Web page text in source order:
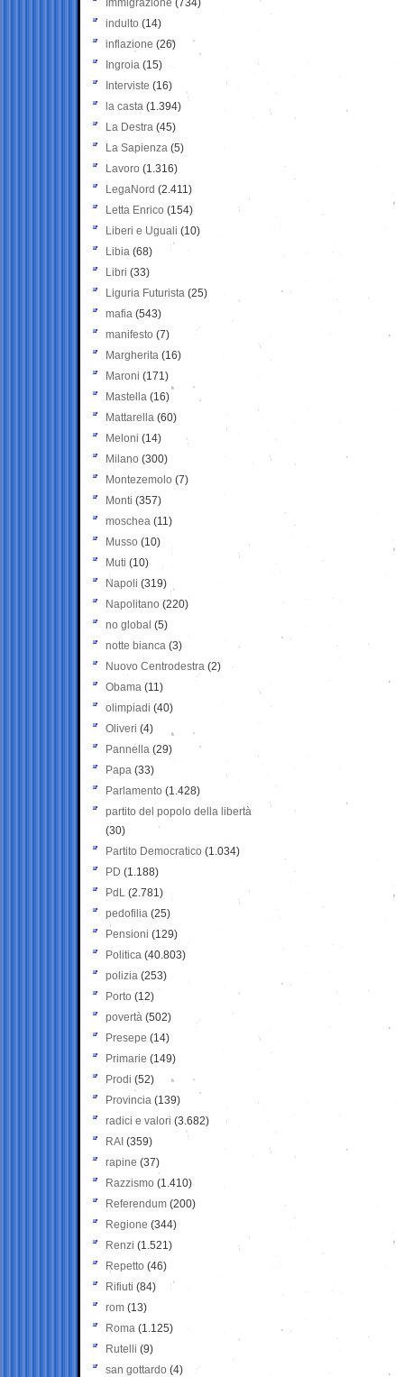
Immigrazione (734)
indulto (14)
inflazione (26)
Ingroia (15)
Interviste (16)
la casta (1.394)
La Destra (45)
La Sapienza (5)
Lavoro (1.316)
LegaNord (2.411)
Letta Enrico (154)
Liberi e Uguali (10)
Libia (68)
Libri (33)
Liguria Futurista (25)
mafia (543)
manifesto (7)
Margherita (16)
Maroni (171)
Mastella (16)
Mattarella (60)
Meloni (14)
Milano (300)
Montezemolo (7)
Monti (357)
moschea (11)
Musso (10)
Muti (10)
Napoli (319)
Napolitano (220)
no global (5)
notte bianca (3)
Nuovo Centrodestra (2)
Obama (11)
olimpiadi (40)
Oliveri (4)
Pannella (29)
Papa (33)
Parlamento (1.428)
partito del popolo della libertà
(30)
Partito Democratico (1.034)
PD (1.188)
PdL (2.781)
pedofilia (25)
Pensioni (129)
Politica (40.803)
polizia (253)
Porto (12)
povertà (502)
Presepe (14)
Primarie (149)
Prodi (52)
Provincia (139)
radici e valori (3.682)
RAI (359)
rapine (37)
Razzismo (1.410)
Referendum (200)
Regione (344)
Renzi (1.521)
Repetto (46)
Rifiuti (84)
rom (13)
Roma (1.125)
Rutelli (9)
san gottardo (4)